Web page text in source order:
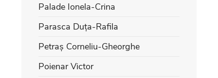
Palade Ionela-Crina
Parasca Duța-Rafila
Petraș Corneliu-Gheorghe
Poienar Victor